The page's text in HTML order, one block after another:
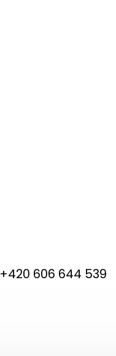
+420 606 644 539